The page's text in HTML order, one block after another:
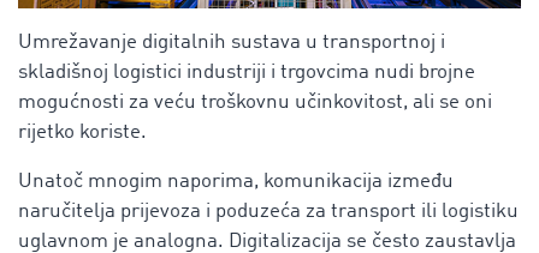
Umrežavanje digitalnih sustava u transportnoj i
skladišnoj logistici industriji i trgovcima nudi brojne
mogućnosti za veću troškovnu učinkovitost, ali se oni
rijetko koriste.
Unatoč mnogim naporima, komunikacija između
naručitelja prijevoza i poduzeća za transport ili logistiku
uglavnom je analogna. Digitalizacija se često zaustavlja